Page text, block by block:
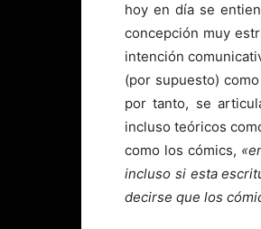
hoy en día se
concepción muy
intención
(por supuesto)
por tanto, se
incluso teóricos
como los cómics,
incluso si esta
decirse que los